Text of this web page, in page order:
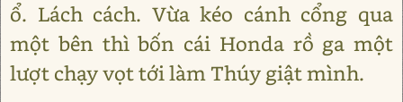
ổ. Lách cách. Vừa kéo cánh cổng qua
một bên thì bốn cái Honda rồ ga một
lượt chạy vọt tới làm Thúy giật mình.